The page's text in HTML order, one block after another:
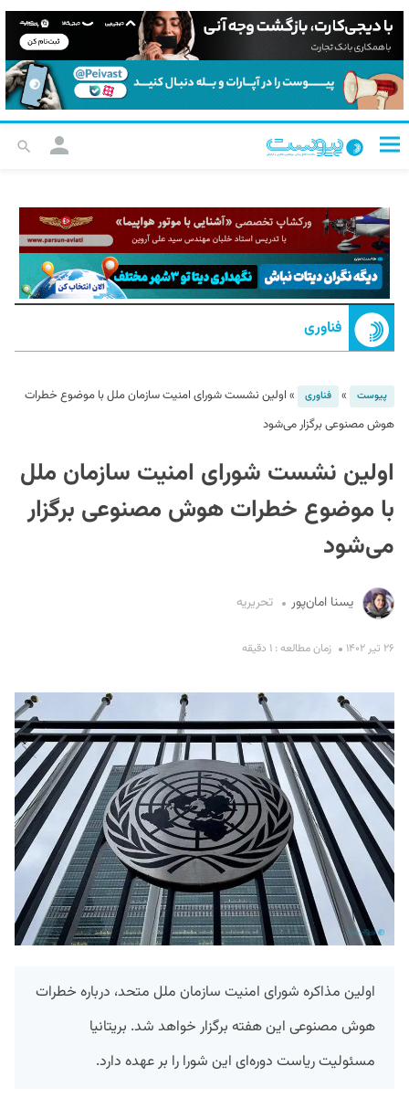
فناوری
پیوست » فناوری » اولین نشست شورای امنیت سازمان ملل با موضوع خطرات
هوش مصنوعی برگزار می‌شود
اولین نشست شورای امنیت سازمان ملل
با موضوع خطرات هوش مصنوعی برگزار
می‌شود
یسنا امان‌پور تحریریه
۲۶ تیر ۱۴۰۲ زمان مطالعه : ۱ دقیقه
اولین مذاکره شورای امنیت سازمان ملل متحد، درباره خطرات
هوش مصنوعی این هفته برگزار خواهد شد. بریتانیا
مسئولیت ریاست دوره‌ای این شورا را بر عهده دارد.